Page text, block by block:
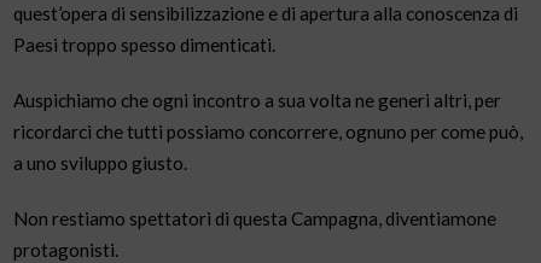
quest’opera di sensibilizzazione e di apertura alla conoscenza di
Paesi troppo spesso dimenticati.
Auspichiamo che ogni incontro a sua volta ne generi altri, per
ricordarci che tutti possiamo concorrere, ognuno per come può,
a uno sviluppo giusto.
Non restiamo spettatori di questa Campagna, diventiamone
protagonisti.